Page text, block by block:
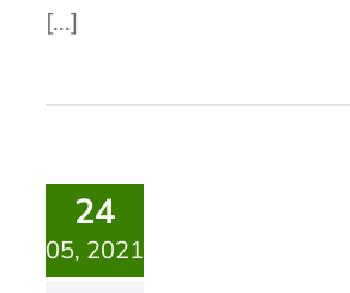
[...]
24
05, 2021